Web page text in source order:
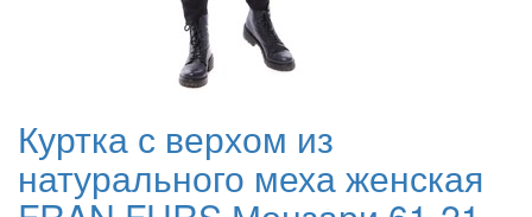
Куртка с верхом из
натурального меха женская